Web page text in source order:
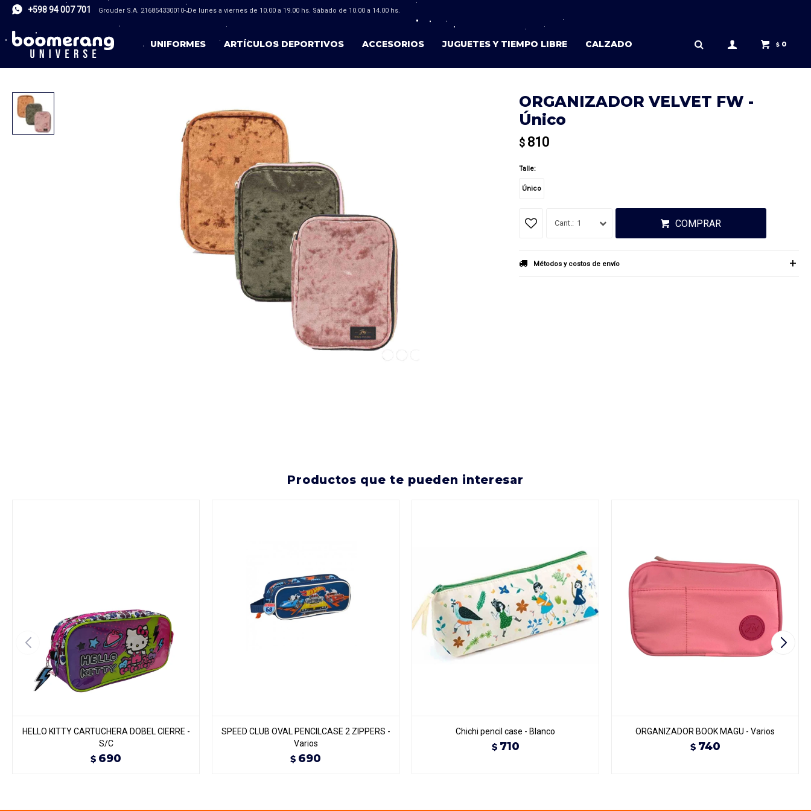
UNIFORMES ARTÍCULOS DEPORTIVOS ACCESORIOS JUGUETES Y TIEMPO LIBRE CALZADO $ 0
+598 94 007 701 Grouder S.A. 216854330010- De lunes a viernes de 10.00 a 19.00 hs. Sábado de 10.00 a 14.00 hs.
ORGANIZADOR VELVET FW -
Único
$ 810
Talle:
Único
1 COMPRAR
Métodos y costos de envío
productos que te pueden interesar
HELLO KITTY CARTUCHERA DOBEL CIERRE -
S/C
$ 690
SPEED CLUB OVAL PENCILCASE 2 ZIPPERS -
Varios
$ 690
Chichi pencil case - Blanco
$ 710
ORGANIZADOR BOOK MAGU - Varios
$ 740